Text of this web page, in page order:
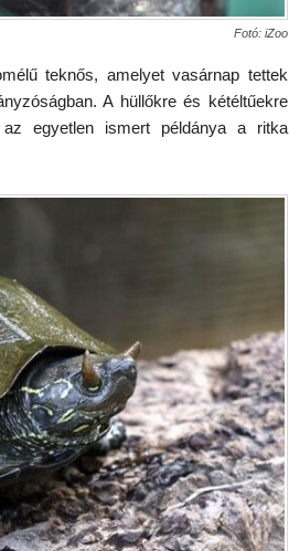
Fotó: iZoo
teknős, amelyet vasárnap tettek
A hüllőkre és kétéltűekre
egyetlen ismert példánya a ritka